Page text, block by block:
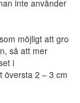
inte använder
möjligt att gro
så att mer
i
översta 2 – 3 cm